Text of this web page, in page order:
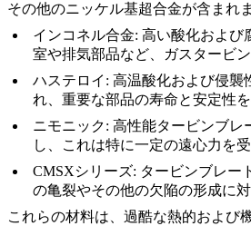
その他のニッケル基超合金が含まれ
インコネル合金: 高い酸化および
室や排気部品など、ガスタービ
ハステロイ : 高温酸化および侵襲
れ、重要な部品の寿命と安定性を
ニモニック: 高性能タービンブレ
し、これは特に一定の遠心力を
CMSXシリーズ: タービンブレー
の亀裂やその他の欠陥の形成に
これらの材料は、過酷な熱的および